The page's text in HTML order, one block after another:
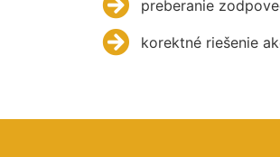
preberanie
korektné riešenie